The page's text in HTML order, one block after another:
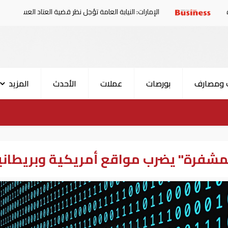
الإمارات: النيابة العامة تؤجل نظر قضية العتاد العسكري للسودان
ومصارف بورصات عملات الأحدث المزيد
يضرب مواقع أمريكية